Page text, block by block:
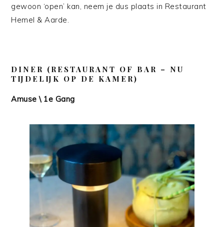
gewoon ‘open’ kan, neem je dus plaats in Restaurant
Hemel & Aarde.
DINER (RESTAURANT OF BAR – NU
TIJDELIJK OP DE KAMER)
Amuse \ 1e Gang